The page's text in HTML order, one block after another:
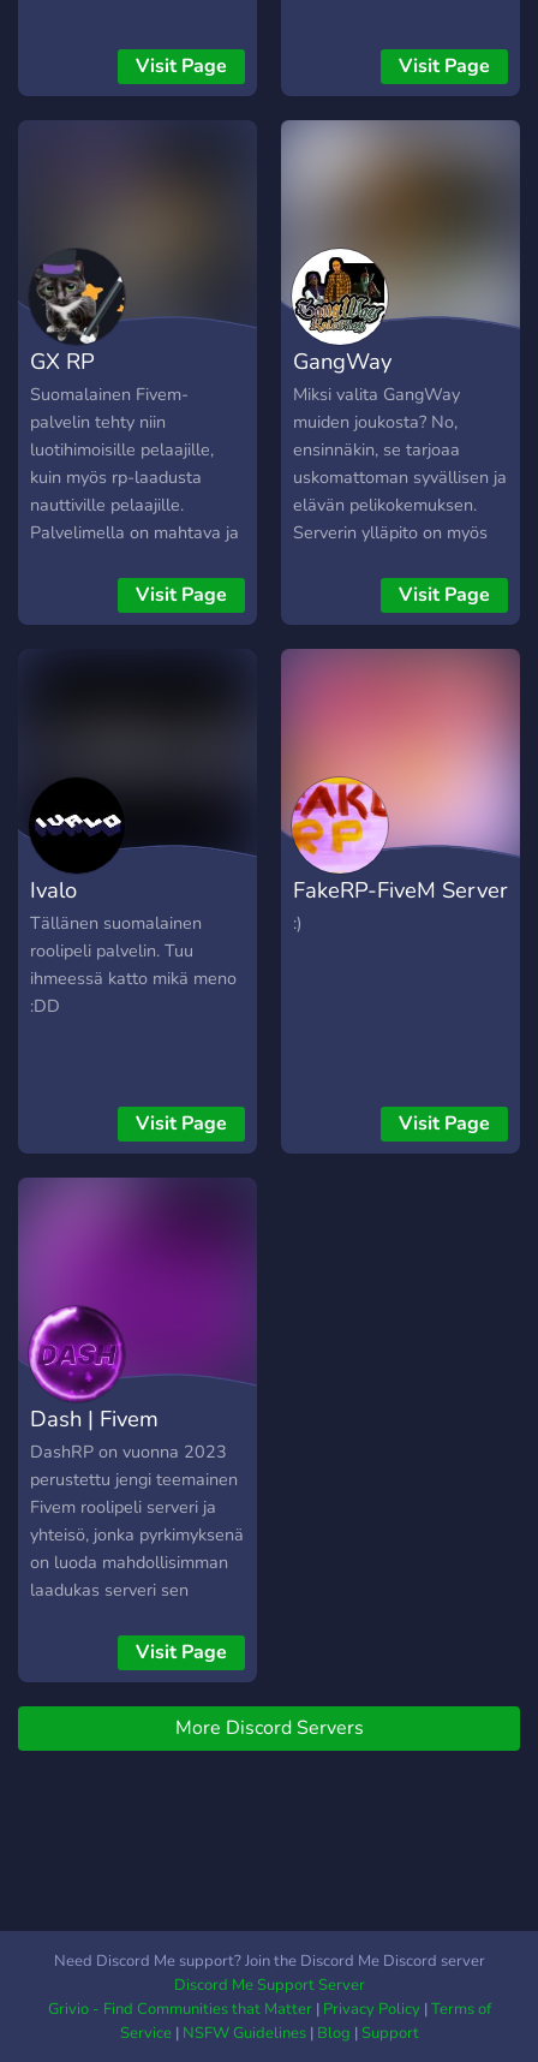
Visit Page Visit Page
GX RP
Suomalainen Fivem-
palvelin tehty niin
luotihimoisille pelaajille,
kuin myös rp-laadusta
nauttiville pelaajille.
Palvelimella on mahtava ja
kuin myös admin-tiimi. Liity
palvelimellemme, jotta voit
Visit Page
GangWay
Miksi valita GangWay
muiden joukosta? No,
ensinnäkin, se tarjoaa
uskomattoman syvällisen ja
elävän pelikokemuksen.
Serverin ylläpito on myös
että pelikokemuksesi on
sujuva ja nautinnollinen. Ei
unohdeta myöskään
Visit Page
Ivalo
Tällänen suomalainen
roolipeli palvelin. Tuu
ihmeessä katto mikä meno
:DD
Visit Page
FakeRP-FiveM Server
:)
Visit Page
Dash | Fivem
DashRP on vuonna 2023
perustettu jengi teemainen
Fivem roolipeli serveri ja
yhteisö, jonka pyrkimyksenä
on luoda mahdollisimman
laadukas serveri sen
Visit Page
More Discord Servers
Need Discord Me support? Join the Discord Me Discord server
Discord Me Support Server
Grivio - Find Communities that Matter| Privacy Policy|Terms of
Service| NSFW Guidelines| Blog |Support